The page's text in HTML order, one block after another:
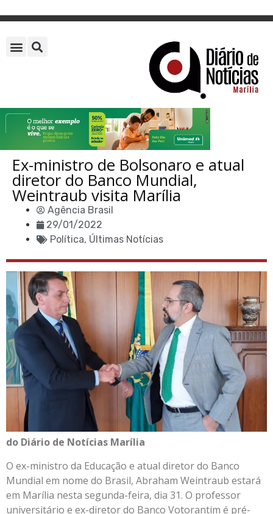
Ex-ministro de Bolsonaro e atual
diretor do Banco Mundial,
Weintraub visita Marília
Agência Brasil
29/01/2022
Política, Últimas Notícias
do Diário de Notícias Marília
O ex-ministro da Educação e atual diretor do Banco
Mundial em nome do Brasil, Abraham Weintraub estará
em Marília nesta segunda-feira, dia 31. O professor
universitário e ex-diretor do Banco Votorantim é pré-